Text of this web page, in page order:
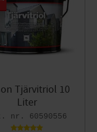
Tjärvitriol 10
Liter
60590556